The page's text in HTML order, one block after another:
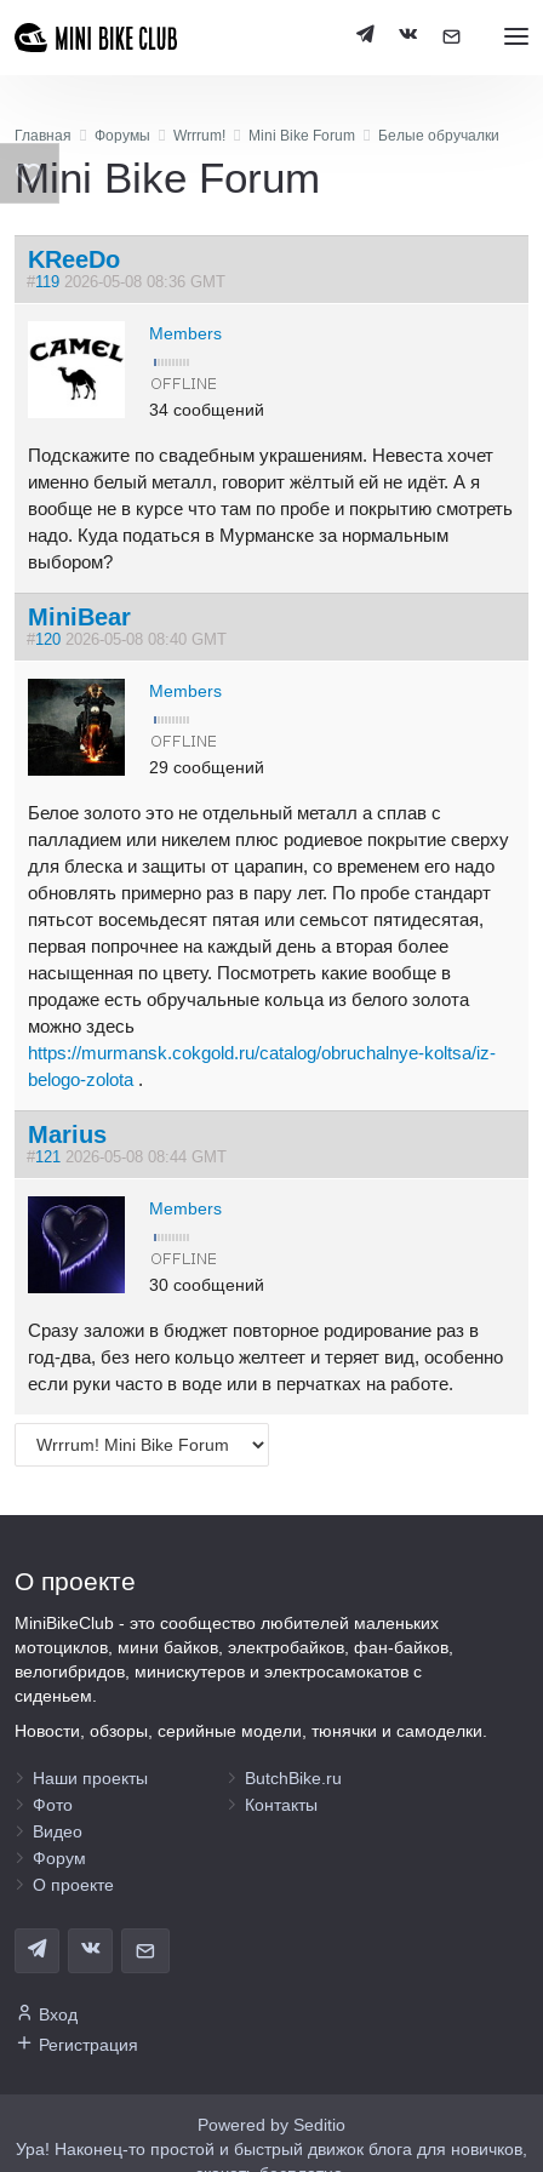
Главная Форумы Wrrrum! Mini Bike Forum Белые обручалки
Mini Bike Forum
KReeDo
#119 2026-05-08 08:36 GMT
Members
34 сообщений
Подскажите по свадебным украшениям. Невеста хочет
именно белый металл, говорит жёлтый ей не идёт. А я
вообще не в курсе что там по пробе и покрытию смотреть
надо. Куда податься в Мурманске за нормальным
выбором?
MiniBear
#120 2026-05-08 08:40 GMT
Members
29 сообщений
Белое золото это не отдельный металл а сплав с
палладием или никелем плюс родиевое покрытие сверху
для блеска и защиты от царапин, со временем его надо
обновлять примерно раз в пару лет. По пробе стандарт
пятьсот восемьдесят пятая или семьсот пятидесятая,
первая попрочнее на каждый день а вторая более
насыщенная по цвету. Посмотреть какие вообще в
продаже есть обручальные кольца из белого золота
можно здесь
https://murmansk.cokgold.ru/catalog/obruchalnye-koltsa/iz-
belogo-zolota .
Marius
#121 2026-05-08 08:44 GMT
Members
30 сообщений
Сразу заложи в бюджет повторное родирование раз в
год-два, без него кольцо желтеет и теряет вид, особенно
если руки часто в воде или в перчатках на работе.
О проекте
MiniBikeClub - это сообщество любителей маленьких
мотоциклов, мини байков, электробайков, фан-байков,
велогибридов, минискутеров и электросамокатов с
сиденьем.
Новости, обзоры, серийные модели, тюнячки и самоделки.
Наши проекты
Фото
Видео
Форум
О проекте
ButchBike.ru
Контакты
Вход
Регистрация
Powered by Seditio
Ура! Наконец-то простой и быстрый движок блога для новичков,